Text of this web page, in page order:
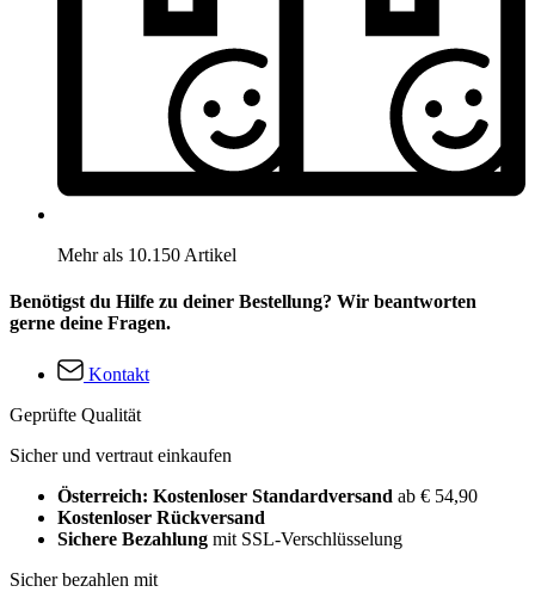
Mehr als 10.150 Artikel
Benötigst du Hilfe zu deiner Bestellung? Wir beantworten
gerne deine Fragen.
Kontakt
Geprüfte Qualität
Sicher und vertraut einkaufen
Österreich: Kostenloser Standardversand ab € 54,90
Kostenloser Rückversand
Sichere Bezahlung mit SSL-Verschlüsselung
Sicher bezahlen mit